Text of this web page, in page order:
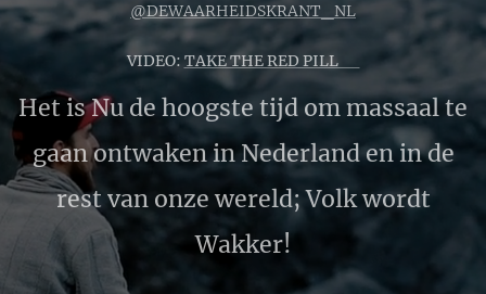
@DEWAARHEIDSKRANT_NL
VIDEO: TAKE THE RED PILL 🔴
Het is Nu de hoogste tijd om massaal te
gaan ontwaken in Nederland en in de
rest van onze wereld; Volk wordt
Wakker!